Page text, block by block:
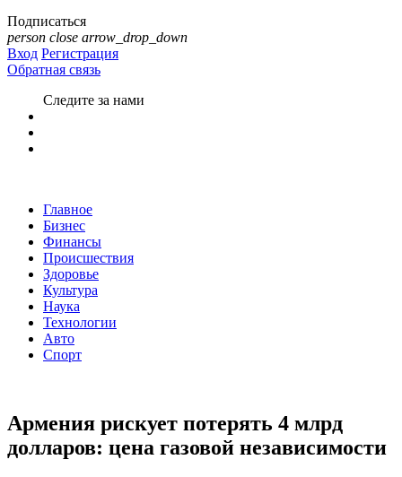
Подписаться
person close arrow_drop_down
Вход Регистрация
Обратная связь
Следите за нами
Главное
Бизнес
Финансы
Происшествия
Здоровье
Культура
Наука
Технологии
Авто
Спорт
Армения рискует потерять 4 млрд
долларов: цена газовой независимости